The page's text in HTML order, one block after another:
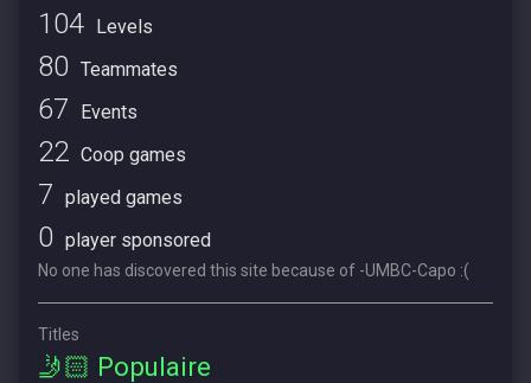
104 Levels
80 Teammates
67 Events
22 Coop games
7 played games
0 player sponsored
No one has discovered this site because of -UMBC-Capo :(
Titles
🤳🏻 Populaire